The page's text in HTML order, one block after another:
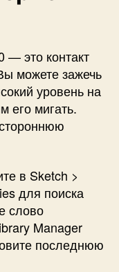
— это контакт
можете зажечь
уровень на
его мигать.
в Sketch >
для поиска
слово
Manager
последнюю